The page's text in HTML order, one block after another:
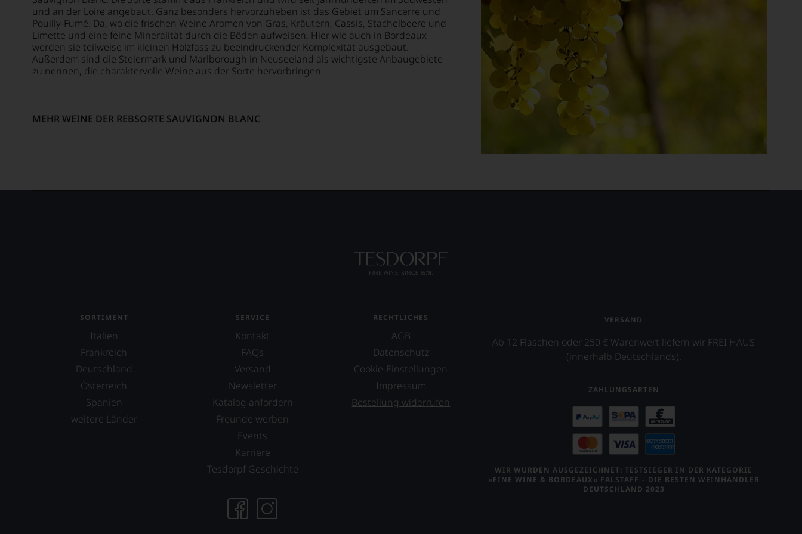
Weinselektion
bewegt.
Das
aber
genügt
uns
haben
Bewertung
Grund
haben
wir
beschlossen:
WIR
WERDEN
UNSERE
WEINE
AUCH
SELBST
BEWERTEN.
das
und
Verkostungsteam
des
und an der Loire angebaut. Ganz besonders hervorzuheben ist das Gebiet um Sancerre und
Pouilly-Fumé. Da, wo die frischen Weine Aromen von Gras, Kräutern, Cassis, Stachelbeere und
Limette und eine feine Mineralität durch die Böden aufweisen. Hier wie auch in Bordeaux
werden sie teilweise im kleinen Holzfass zu beeindruckender Komplexität ausgebaut.
Außerdem sind die Steiermark und Marlborough in Neuseeland als wichtigste Anbaugebiete
zu nennen, die charaktervolle Weine aus der Sorte hervorbringen.
MEHR WEINE DER REBSORTE SAUVIGNON BLANC
SORTIMENT
Italien
Frankreich
Deutschland
Österreich
Spanien
weitere Länder
SERVICE
Kontakt
FAQs
Versand
Newsletter
Katalog anfordern
Freunde werben
Events
Karriere
Tesdorpf Geschichte
RECHTLICHES
AGB
Datenschutz
Cookie-Einstellungen
Impressum
Bestellung widerrufen
VERSAND
Ab 12 Flaschen oder 250 € Warenwert liefern wir FREI HAUS
(innerhalb Deutschlands).
ZAHLUNGSARTEN
WIR WURDEN AUSGEZEICHNET: TESTSIEGER IN DER KATEGORIE
»FINE WINE & BORDEAUX« FALSTAFF – DIE BESTEN WEINHÄNDLER
DEUTSCHLAND 2023